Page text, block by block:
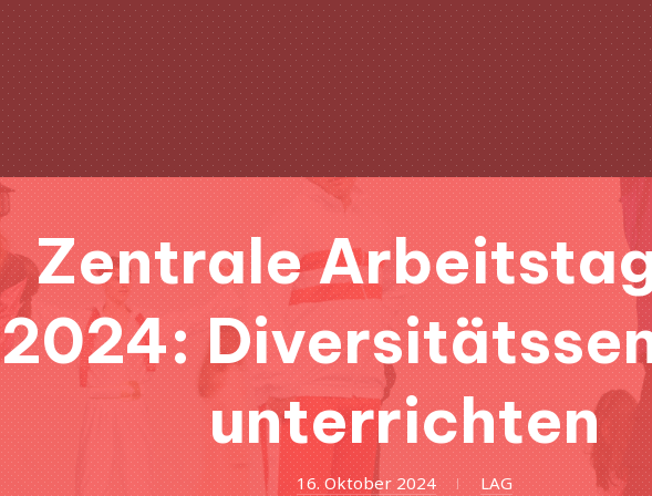
Zentrale
2024:
unterrichten
16. Oktober 202419.
LAG